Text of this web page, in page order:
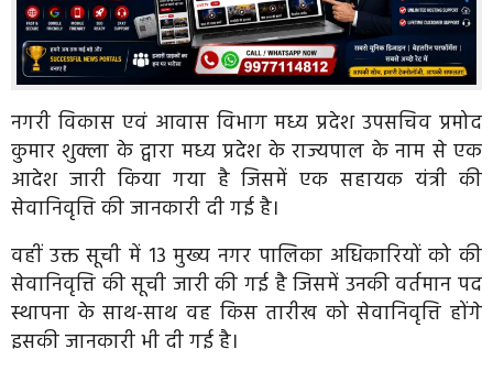
नगरी विकास एवं आवास विभाग मध्य प्रदेश उपसचिव प्रमोद
कुमार शुक्ला के द्वारा मध्य प्रदेश के राज्यपाल के नाम से एक
आदेश जारी किया गया है जिसमें एक सहायक यंत्री की
सेवानिवृत्ति की जानकारी दी गई है।
वहीं उक्त सूची में 13 मुख्य नगर पालिका अधिकारियों को की
सेवानिवृत्ति की सूची जारी की गई है जिसमें उनकी वर्तमान पद
स्थापना के साथ-साथ वह किस तारीख को सेवानिवृत्ति होंगे
इसकी जानकारी भी दी गई है।